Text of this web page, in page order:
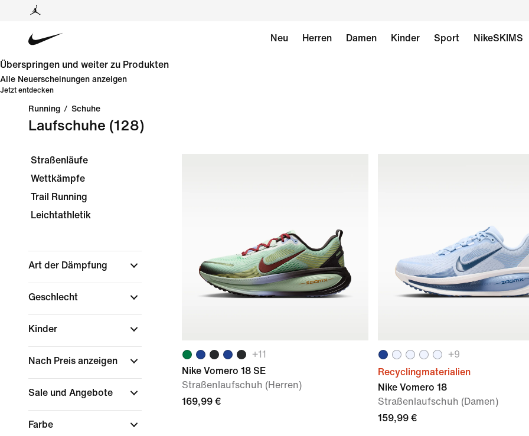
Neu Herren Damen Kinder Sport NikeSKIMS
Überspringen und weiter zu Produkten
Alle Neuerscheinungen anzeigen
Jetzt entdecken
Running / Schuhe
Laufschuhe (128)
Straßenläufe
Wettkämpfe
Trail Running
Leichtathletik
Art der Dämpfung
Geschlecht
Kinder
Nach Preis anzeigen
Sale und Angebote
Farbe
+11
Nike Vomero 18 SE
Straßenlaufschuh (Herren)
169,99 €
+9
Recyclingmaterialien
Nike Vomero 18
Straßenlaufschuh (Damen)
159,99 €